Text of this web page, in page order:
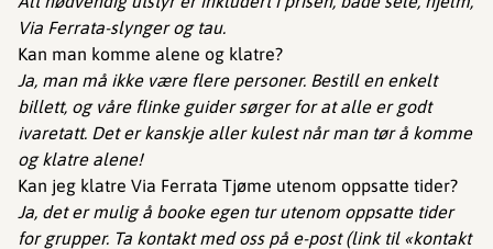
Via Ferrata-slynger og tau.
Kan man komme alene og klatre?
Ja, man må ikke være flere personer. Bestill en enkelt
billett, og våre flinke guider sørger for at alle er godt
ivaretatt. Det er kanskje aller kulest når man tør å komme
og klatre alene!
Kan jeg klatre Via Ferrata Tjøme utenom oppsatte tider?
Ja, det er mulig å booke egen tur utenom oppsatte tider
for grupper. Ta kontakt med oss på e-post (link til «kontakt